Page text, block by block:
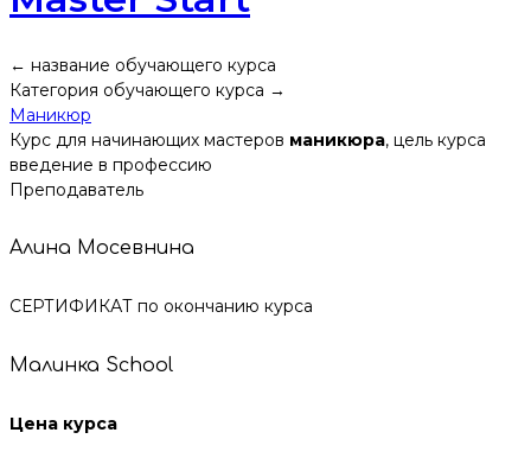
← название обучающего курса
Категория обучающего курса →
Маникюр
Курс для начинающих мастеров маникюра, цель курса
введение в профессию
Преподаватель
Алина Мосевнина
СЕРТИФИКАТ по окончанию курса
Малинка School
Цена курса